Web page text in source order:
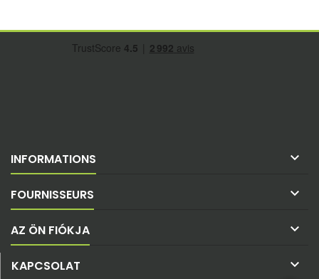
INFORMATIONS 
FOURNISSEURS 
AZ ÖN FIÓKJA 
KAPCSOLAT 